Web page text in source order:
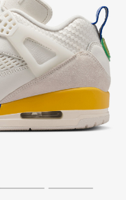
4 5